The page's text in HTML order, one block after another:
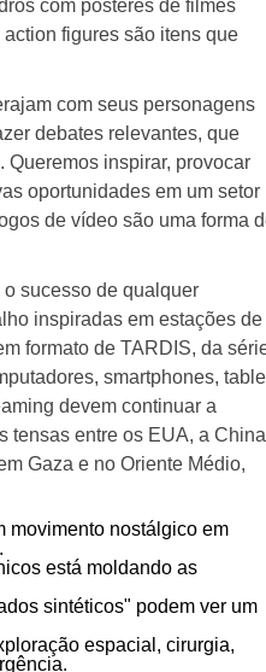
com pôsteres de filmes
figures são itens que
com seus personagens
debates relevantes, que
inspirar, provocar
oportunidades em um setor
de vídeo são uma forma
sucesso de qualquer
inspiradas em estações de
formato de TARDIS, da
smartphones,
devem continuar a
tensas entre os EUA, a
Gaza e no Oriente Médio,
movimento nostálgico em
está moldando as
sintéticos" podem ver um
espacial, cirurgia,